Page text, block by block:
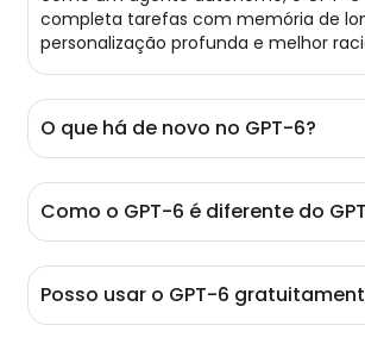
completa tarefas com memória de
personalização profunda e melhor
O que há de novo no GPT-6?
conversação em um colaborador
personalizado. Ele introduz memória
recordar suas preferências e fluxos
anteriores para tarefas de longo prazo.
está equipado com capacidade
Como o GPT-6 é diferente do
janela de contexto maior. Ao ativar
ele também tem um desempenho
Posso usar o GPT-6